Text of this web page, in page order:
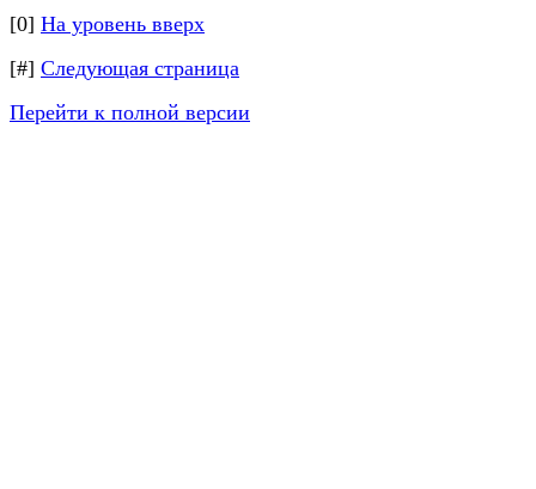
[0] На уровень вверх
[#] Следующая страница
Перейти к полной версии